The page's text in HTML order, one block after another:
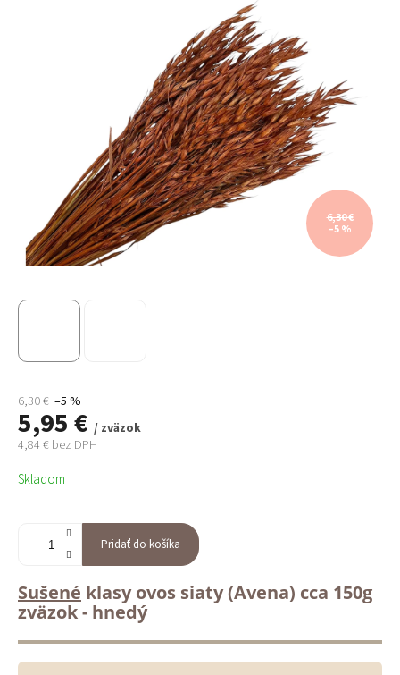
6,30 €
–5 %
6,30 € –5 %
5,95 € / zväzok
4,84 € bez DPH
Jednotková
cena:
Skladom
Pridať do košíka
Sušené klasy ovos siaty (Avena) cca 150g
zväzok - hnedý